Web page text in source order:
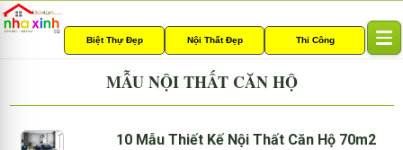
Biệt Thự Đẹp Nội Thất Đẹp Thi Công
e
MẪU NỘI THẤT CĂN HỘ
10 Mẫu Thiết Kế Nội Thất Căn Hộ 70m2